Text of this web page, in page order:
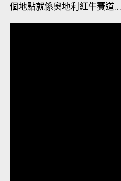
個地點就係奧地利紅牛賽道…